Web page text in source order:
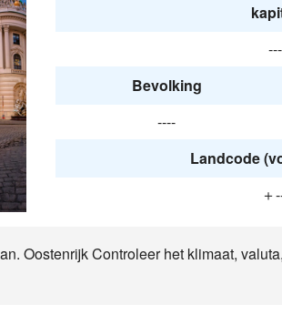
Bevolking
----
Landcode
＋
Oostenrijk Controleer het klimaat,